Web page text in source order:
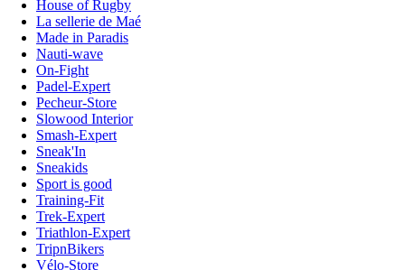
House of Rugby
La sellerie de Maé
Made in Paradis
Nauti-wave
On-Fight
Padel-Expert
Pecheur-Store
Slowood Interior
Smash-Expert
Sneak'In
Sneakids
Sport is good
Training-Fit
Trek-Expert
Triathlon-Expert
TripnBikers
Vélo-Store